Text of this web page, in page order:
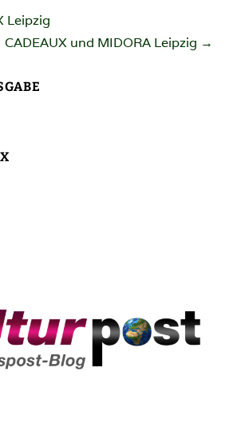
Leipzig
CADEAUX und MIDORA Leipzig →